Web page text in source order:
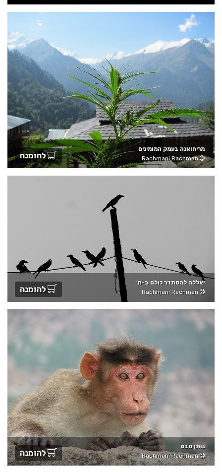
מריחואנה בעמק המומינים
Rachmani Rachman
להזמנה
יאללה להסתדר כולם ב-ח'
Rachmani Rachman
להזמנה
נותן מבט
Rachmani Rachman
להזמנה